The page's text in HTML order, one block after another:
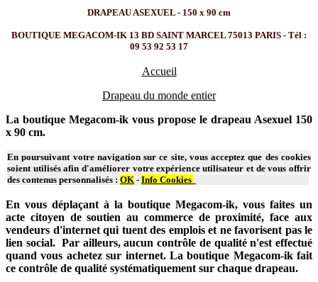
DRAPEAU ASEXUEL - 150 x 90 cm
BOUTIQUE MEGACOM-IK 13 BD SAINT MARCEL 75013 PARIS - Tél :
09 53 92 53 17
Accueil
Drapeau du monde entier
La boutique Megacom-ik vous propose le drapeau Asexuel 150
x 90 cm.
En poursuivant votre navigation sur ce site, vous acceptez que des cookies
soient utilisés afin d'améliorer votre expérience utilisateur et de vous offrir
des contenus personnalisés : OK - Info Cookies
En vous déplaçant à la boutique Megacom-ik, vous faites un
acte citoyen de soutien au commerce de proximité, face aux
vendeurs d'internet qui tuent des emplois et ne favorisent pas le
lien social. Par ailleurs, aucun contrôle de qualité n'est effectué
quand vous achetez sur internet. La boutique Megacom-ik fait
ce contrôle de qualité systématiquement sur chaque drapeau.